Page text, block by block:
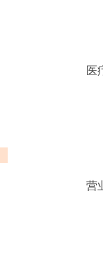
医
营